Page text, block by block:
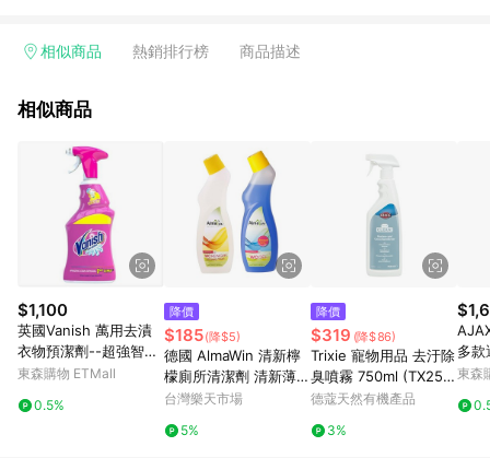
客找到居家修繕、佈置或裝潢時所需；另外，在各家分店內規劃
等各方面進行整合，提升服務質感，期望每一位來店顧客，能輕
結帳流程(Easy to buy)、每次到「特力屋」購物都能得到新的啟
發與靈感(Exciting experience)，同時持續提供消費者居家修繕
最佳解決方案，以創造優質居家環境為首要目標，成為消費者打
造幸福家園時的優先選擇。
相似商品 熱銷排行榜 商品描述
相似商品
$1,100
英國Vanish 萬用去漬
衣物預潔劑--超強智慧
型(500g)*6
東森購物 ETMall
0.5%
降價
$185(降$5)
德國 AlmaWin 清新檸
檬廁所清潔劑 清新薄荷
馬桶清潔劑 750ml 馬
滿額領券最高現折$20
台灣樂天市場
5%
降價
$319 (降$86)
Trixie 寵物用品 去汙除
臭噴霧 750ml (TX257
60)
德蔻天然有機產品
3%
多
l)*9/
東森